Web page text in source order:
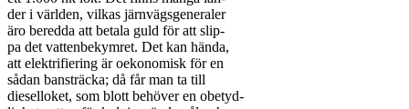
der i världen, vilkas järnvägsgeneraler
äro beredda att betala guld för att slip-
pa det vattenbekymret. Det kan hända,
att elektrifiering är oekonomisk för en
sådan bansträcka; då får man ta till
dieselloket, som blott behöver en obetyd-